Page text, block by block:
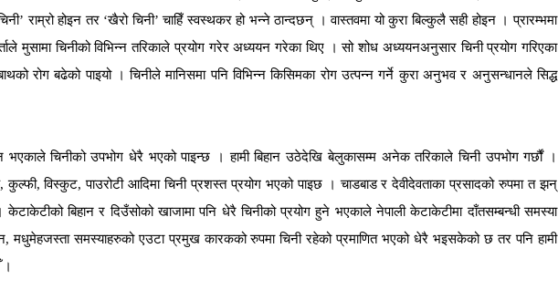
राम्रो होइन तर ‘खैरो चिनी’ चाहिँ स्वस्थकर हो भन्ने ठान्दछन् । वास्तवमा यो कुरा बिल्कुलै सही होइन । प्रारम्भमा
मुसामा चिनीको विभिन्न तरिकाले प्रयोग गरेर अध्ययन गरेका थिए । सो शोध अध्ययनअनुसार चिनी प्रयोग गरिएका
रोग बढेको पाइयो । चिनीले मानिसमा पनि विभिन्न किसिमका रोग उत्पन्न गर्ने कुरा अनुभव र अनुसन्धानले सिद्ध
भएकाले चिनीको उपभोग धेरै भएको पाइन्छ । हामी बिहान उठेदेखि बेलुकासम्म अनेक तरिकाले चिनी उपभोग गर्छौं ।
विस्कुट, पाउरोटी आदिमा चिनी प्रशस्त प्रयोग भएको पाइछ । चाडबाड र देवीदेवताका प्रसादको रुपमा त झन्
केटाकेटीको बिहान र दिउँसोको खाजामा पनि धेरै चिनीको प्रयोग हुने भएकाले नेपाली केटाकेटीमा दाँतसम्बन्धी समस्या
मधुमेहजस्ता समस्याहरुको एउटा प्रमुख कारकको रुपमा चिनी रहेको प्रमाणित भएको धेरै भइसकेको छ तर पनि हामी
।